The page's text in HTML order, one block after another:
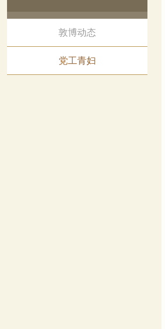
敦博动态
党工青妇